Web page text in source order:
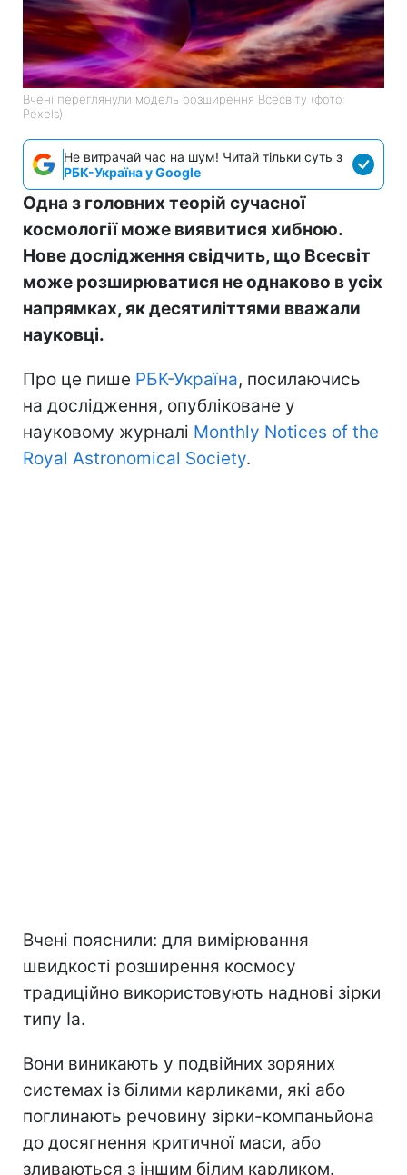
Вчені переглянули модель розширення Всесвіту (фото:
Pexels)
Не витрачай час на шум! Читай тільки суть з
РБК-Україна у Google
Одна з головних теорій сучасної
космології може виявитися хибною.
Нове дослідження свідчить, що Всесвіт
може розширюватися не однаково в усіх
напрямках, як десятиліттями вважали
науковці.
Про це пише РБК-Україна, посилаючись
на дослідження, опубліковане у
науковому журналі Monthly Notices of the
Royal Astronomical Society.
Вчені пояснили: для вимірювання
швидкості розширення космосу
традиційно використовують наднові зірки
типу Ia.
Вони виникають у подвійних зоряних
системах із білими карликами, які або
поглинають речовину зірки-компаньйона
до досягнення критичної маси, або
зливаються з іншим білим карликом.